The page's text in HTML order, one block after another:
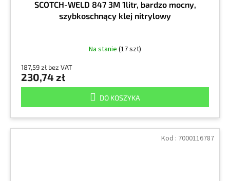
SCOTCH-WELD 847 3M 1litr, bardzo mocny,
szybkoschnący klej nitrylowy
Na stanie (17 szt)
187,59 zł bez VAT
230,74 zł
DO KOSZYKA
Kod : 7000116787